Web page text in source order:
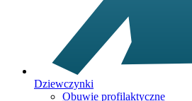
Dziewczynki
Obuwie profilaktyczne